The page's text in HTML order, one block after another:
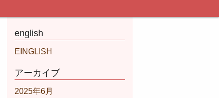
english
EINGLISH
アーカイブ
2025年6月